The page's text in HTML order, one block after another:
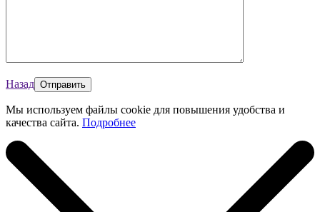
Назад
Мы используем файлы cookie для повышения удобства и
качества сайта. Подробнее